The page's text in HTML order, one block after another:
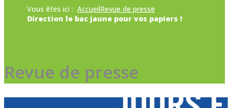
Vous êtes ici : AccueilRevue de presse
Direction le bac jaune pour vos papiers !
Revue de presse